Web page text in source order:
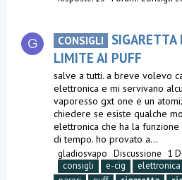
G CONSIGLI
SIGARETTA
LIMITE AI PUFF
salve a tutti. a breve volevo
elettronica e mi servivano
vaporesso gxt one e un
chiedere se esiste qualche
elettronica che ha la
di tempo. ho provato a...
gladiosvapo Discussione 1
consigli
e-cig elettronica